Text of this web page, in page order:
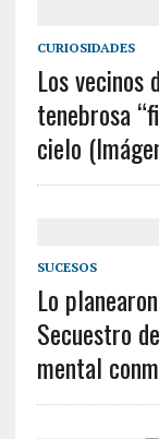
CURIOSIDADES
Los vecinos
tenebrosa
cielo
SUCESOS
Lo
Secuestro
mental